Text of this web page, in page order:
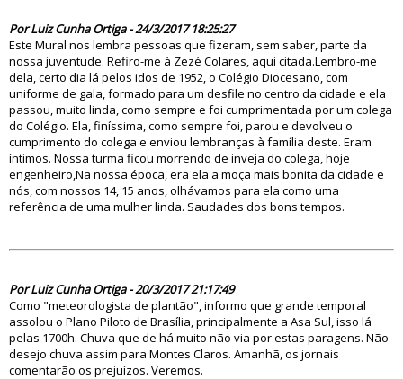
Por Luiz Cunha Ortiga - 24/3/2017 18:25:27
Este Mural nos lembra pessoas que fizeram, sem saber, parte da
nossa juventude. Refiro-me à Zezé Colares, aqui citada.Lembro-me
dela, certo dia lá pelos idos de 1952, o Colégio Diocesano, com
uniforme de gala, formado para um desfile no centro da cidade e ela
passou, muito linda, como sempre e foi cumprimentada por um colega
do Colégio. Ela, finíssima, como sempre foi, parou e devolveu o
cumprimento do colega e enviou lembranças à família deste. Eram
íntimos. Nossa turma ficou morrendo de inveja do colega, hoje
engenheiro,Na nossa época, era ela a moça mais bonita da cidade e
nós, com nossos 14, 15 anos, olhávamos para ela como uma
referência de uma mulher linda. Saudades dos bons tempos.
Por Luiz Cunha Ortiga - 20/3/2017 21:17:49
Como "meteorologista de plantão", informo que grande temporal
assolou o Plano Piloto de Brasília, principalmente a Asa Sul, isso lá
pelas 1700h. Chuva que de há muito não via por estas paragens. Não
desejo chuva assim para Montes Claros. Amanhã, os jornais
comentarão os prejuízos. Veremos.